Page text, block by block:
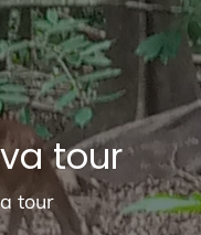
tour
tour